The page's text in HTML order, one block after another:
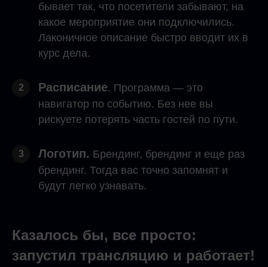
бывает так, что посетители забывают, на
какое мероприятие они подключились.
Лаконичное описание быстро вводит их в
курс дела.
2 Расписание. Программа — это
навигатор по событию. Без нее вы
рискуете потерять часть гостей по пути.
3 Логотип. Брендинг, брендинг и еще раз
брендинг. Тогда вас точно запомнят и
будут легко узнавать.
Казалось бы, все просто:
запустил трансляцию и работает!